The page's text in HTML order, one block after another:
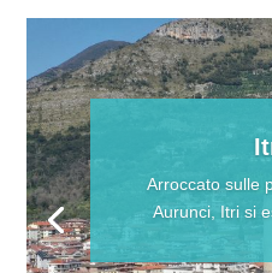
Arroccato sulle
Aurunci, Itri si